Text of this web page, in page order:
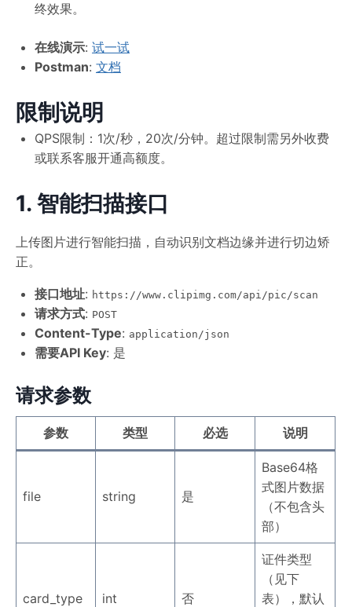
终效果。
在线演示: 试一试
Postman: 文档
限制说明
QPS限制：1次/秒，20次/分钟。超过限制需另外收费
或联系客服开通高额度。
1. 智能扫描接口
上传图片进行智能扫描，自动识别文档边缘并进行切边矫
正。
接口地址: https://www.clipimg.com/api/pic/scan
请求方式: POST
Content-Type: application/json
需要API Key: 是
请求参数
参数 类型 必选 说明
file string 是
Base64格
式图片数据
（不包含头
部）
card_type int 否
证件类型
（见下
表），默认